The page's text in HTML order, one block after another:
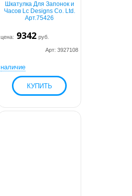
Шкатулка Для Запонок и
Часов Lc Designs Co. Ltd.
Арт.75426
цена: 9342 руб.
Арт: 3927108
наличие